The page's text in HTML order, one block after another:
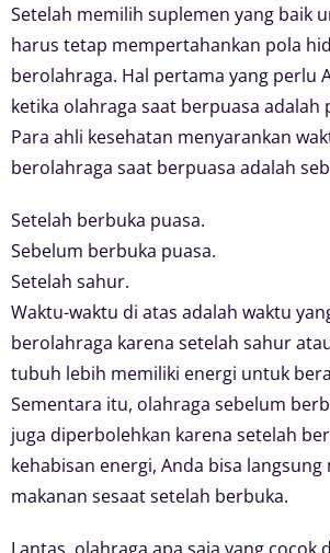
Setelah memilih suplemen yang baik
harus tetap mempertahankan pola
berolahraga. Hal pertama yang perlu
ketika olahraga saat berpuasa adalah
Para ahli kesehatan menyarankan
berolahraga saat berpuasa adalah
Setelah berbuka puasa.
Sebelum berbuka puasa.
Setelah sahur.
Waktu-waktu di atas adalah waktu
berolahraga karena setelah sahur
tubuh lebih memiliki energi untuk
Sementara itu, olahraga sebelum
juga diperbolehkan karena setelah
kehabisan energi, Anda bisa
makanan sesaat setelah berbuka.
Lantas, olahraga apa saja yang cocok